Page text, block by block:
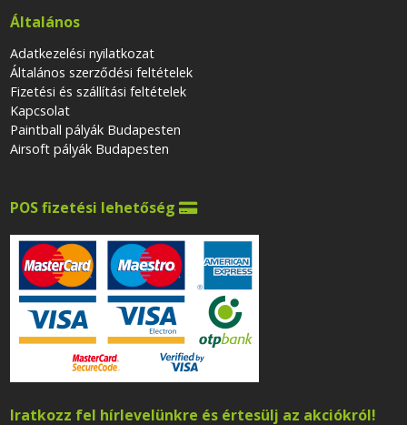
Általános
Adatkezelési nyilatkozat
Általános szerződési feltételek
Fizetési és szállítási feltételek
Kapcsolat
Paintball pályák Budapesten
Airsoft pályák Budapesten
POS fizetési lehetőség 
Iratkozz fel hírlevelünkre és értesülj az akciókról!